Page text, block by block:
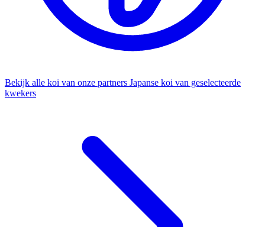
Bekijk alle koi van onze partners Japanse koi van geselecteerde
kwekers